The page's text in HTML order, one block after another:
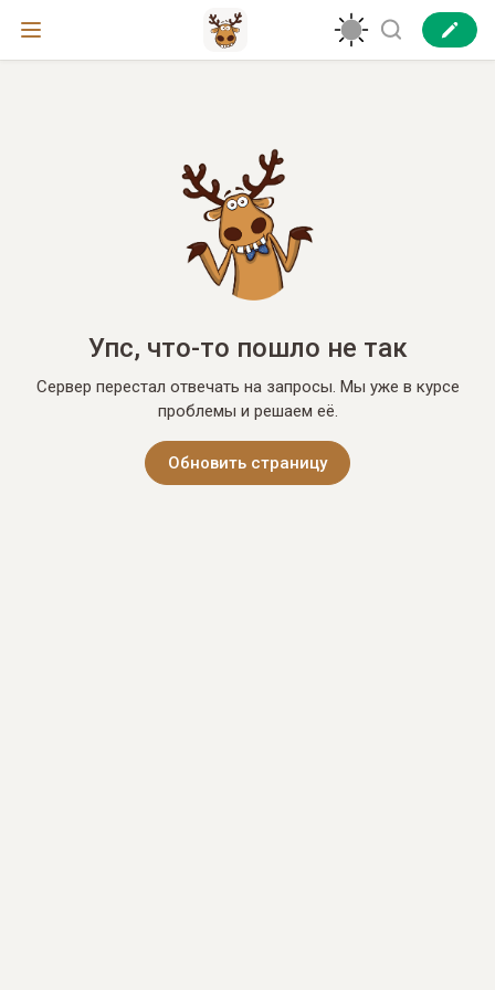
Упс, что-то пошло не так
Сервер перестал отвечать на запросы. Мы уже в курсе
проблемы и решаем её.
Обновить страницу